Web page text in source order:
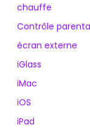
chauffe
Contrôle
écran externe
iGlass
iMac
iOS
iPad